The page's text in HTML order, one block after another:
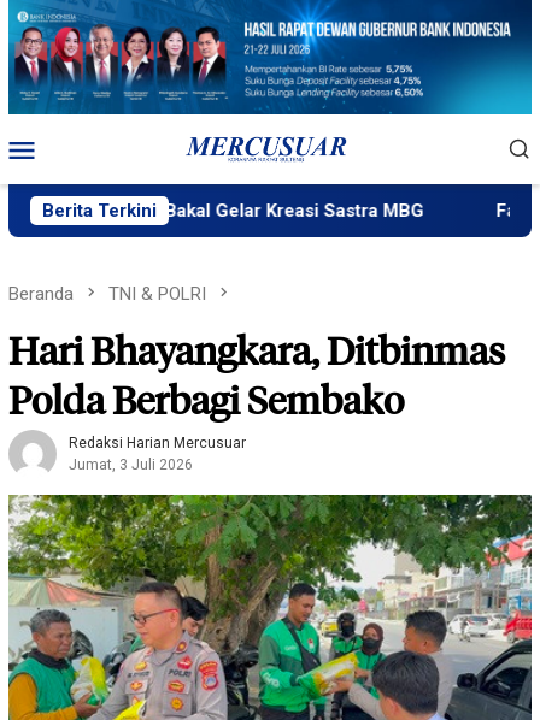
Loncat
konten
Mobile
Berita Terkini
Ngataku Bakal Gelar Kreasi Sastra MBG Fatek Untad
Beranda TNI & POLRI
Hari Bhayangkara, Ditbinmas
Polda Berbagi Sembako
Redaksi Harian Mercusuar
Jumat, 3 Juli 2026